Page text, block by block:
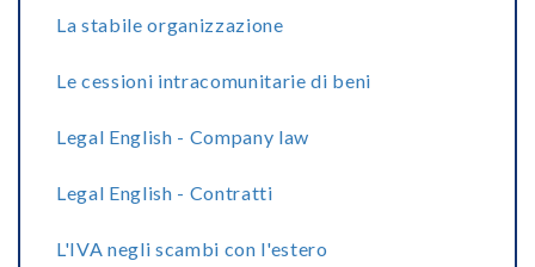
La stabile organizzazione
Le cessioni intracomunitarie di beni
Legal English - Company law
Legal English - Contratti
L'IVA negli scambi con l'estero